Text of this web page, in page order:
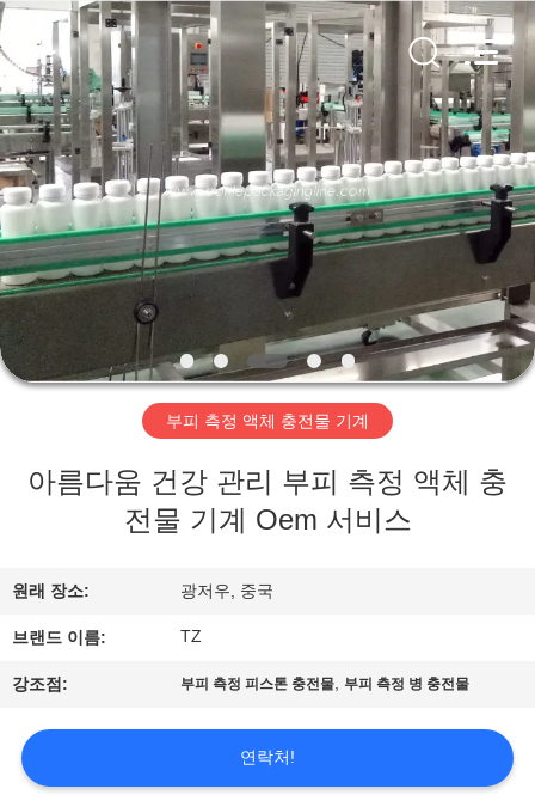
집
제
품
비
디
관
것
-
2026
Guangzhou
TENGZHUO
Machinery
Equipment
Co,Ltd..
All
Rights
Reserved.
부피 측정 액체 충전물 기계
아름다움 건강 관리 부피 측정 액체 충
전물 기계 Oem 서비스
원래 장소: 광저우, 중국
브랜드 이름: TZ
강조점: 부피 측정 피스톤 충전물, 부피 측정 병 충전물
연락처!